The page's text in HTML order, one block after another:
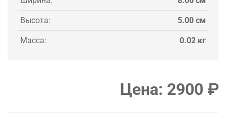
Высота: 5.00 см
Масса: 0.02 кг
Цена: 2900 ₽